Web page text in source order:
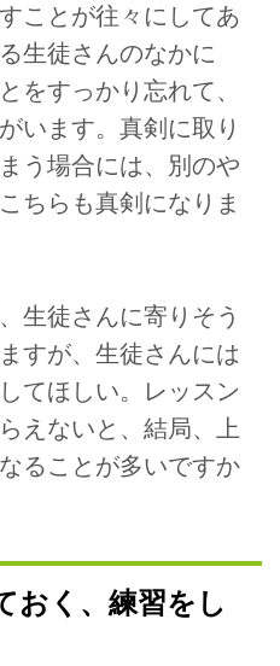
ことが往々にしてあ
生徒さんのなかに
をすっかり忘れて、
います。真剣に取り
う場合には、別のや
ちらも真剣になりま
生徒さんに寄りそう
すが、生徒さんには
てほしい。レッスン
えないと、結局、上
ることが多いですか
おく、練習をし